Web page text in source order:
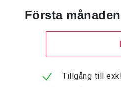
Första
Tillgång till